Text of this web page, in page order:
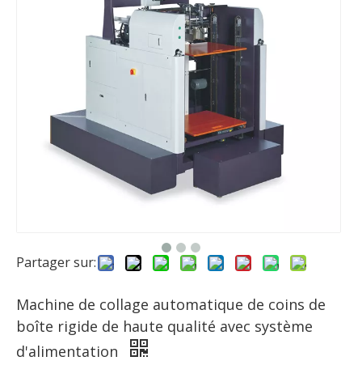
Partager sur:
Machine de collage automatique de coins de
boîte rigide de haute qualité avec système
d'alimentation